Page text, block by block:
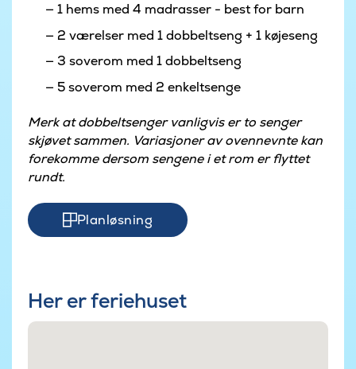
1 hems med 4 madrasser - best for barn
2 værelser med 1 dobbeltseng + 1 køjeseng
3 soverom med 1 dobbeltseng
5 soverom med 2 enkeltsenge
Merk at dobbeltsenger vanligvis er to senger
skjøvet sammen. Variasjoner av ovennevnte kan
forekomme dersom sengene i et rom er flyttet
rundt.
Planløsning
Her er feriehuset